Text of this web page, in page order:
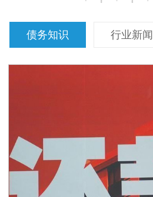
债务知识 行业新闻